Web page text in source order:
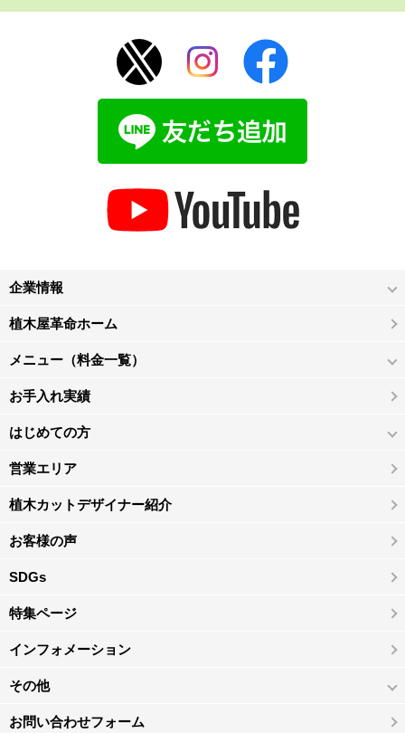
企業情報
植木屋革命ホーム
メニュー（料金一覧）
お手入れ実績
はじめての方
営業エリア
植木カットデザイナー紹介
お客様の声
SDGs
特集ページ
インフォメーション
その他
お問い合わせフォーム